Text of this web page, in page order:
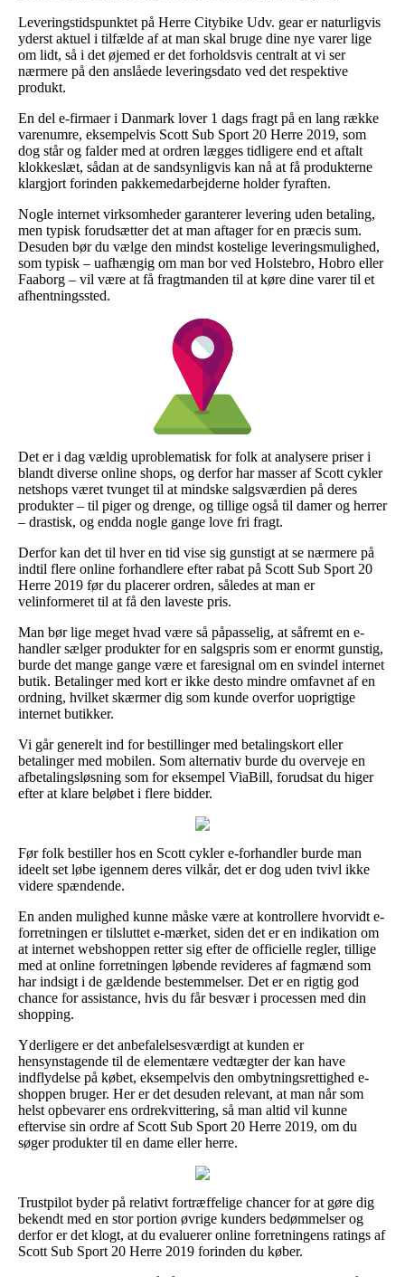
Leveringstidspunktet på Herre Citybike Udv. gear er naturligvis
yderst aktuel i tilfælde af at man skal bruge dine nye varer lige
om lidt, så i det øjemed er det forholdsvis centralt at vi ser
nærmere på den anslåede leveringsdato ved det respektive
produkt.
En del e-firmaer i Danmark lover 1 dags fragt på en lang række
varenumre, eksempelvis Scott Sub Sport 20 Herre 2019, som
dog står og falder med at ordren lægges tidligere end et aftalt
klokkeslæt, sådan at de sandsynligvis kan nå at få produkterne
klargjort forinden pakkemedarbejderne holder fyraften.
Nogle internet virksomheder garanterer levering uden betaling,
men typisk forudsætter det at man aftager for en præcis sum.
Desuden bør du vælge den mindst kostelige leveringsmulighed,
som typisk – uafhængig om man bor ved Holstebro, Hobro eller
Faaborg – vil være at få fragtmanden til at køre dine varer til et
afhentningssted.
Det er i dag vældig uproblematisk for folk at analysere priser i
blandt diverse online shops, og derfor har masser af Scott cykler
netshops været tvunget til at mindske salgsværdien på deres
produkter – til piger og drenge, og tillige også til damer og herrer
– drastisk, og endda nogle gange love fri fragt.
Derfor kan det til hver en tid vise sig gunstigt at se nærmere på
indtil flere online forhandlere efter rabat på Scott Sub Sport 20
Herre 2019 før du placerer ordren, således at man er
velinformeret til at få den laveste pris.
Man bør lige meget hvad være så påpasselig, at såfremt en e-
handler sælger produkter for en salgspris som er enormt gunstig,
burde det mange gange være et faresignal om en svindel internet
butik. Betalinger med kort er ikke desto mindre omfavnet af en
ordning, hvilket skærmer dig som kunde overfor uoprigtige
internet butikker.
Vi går generelt ind for bestillinger med betalingskort eller
betalinger med mobilen. Som alternativ burde du overveje en
afbetalingsløsning som for eksempel ViaBill, forudsat du higer
efter at klare beløbet i flere bidder.
Før folk bestiller hos en Scott cykler e-forhandler burde man
ideelt set løbe igennem deres vilkår, det er dog uden tvivl ikke
videre spændende.
En anden mulighed kunne måske være at kontrollere hvorvidt e-
forretningen er tilsluttet e-mærket, siden det er en indikation om
at internet webshoppen retter sig efter de officielle regler, tillige
med at online forretningen løbende revideres af fagmænd som
har indsigt i de gældende bestemmelser. Det er en rigtig god
chance for assistance, hvis du får besvær i processen med din
shopping.
Yderligere er det anbefalelsesværdigt at kunden er
hensynstagende til de elementære vedtægter der kan have
indflydelse på købet, eksempelvis den ombytningsrettighed e-
shoppen bruger. Her er det desuden relevant, at man når som
helst opbevarer ens ordrekvittering, så man altid vil kunne
eftervise sin ordre af Scott Sub Sport 20 Herre 2019, om du
søger produkter til en dame eller herre.
Trustpilot byder på relativt fortræffelige chancer for at gøre dig
bekendt med en stor portion øvrige kunders bedømmelser og
derfor er det klogt, at du evaluerer online forretningens ratings af
Scott Sub Sport 20 Herre 2019 forinden du køber.